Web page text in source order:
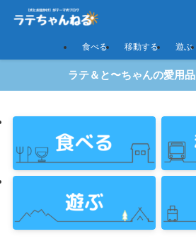
食べる 移動する 遊ぶ
ラテ＆と〜ちゃんの愛用品